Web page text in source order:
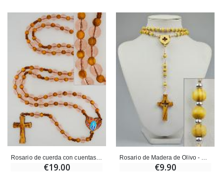
Rosario de cuerda con cuentas y madera de olivo - Rosa
€19.00 €9.90